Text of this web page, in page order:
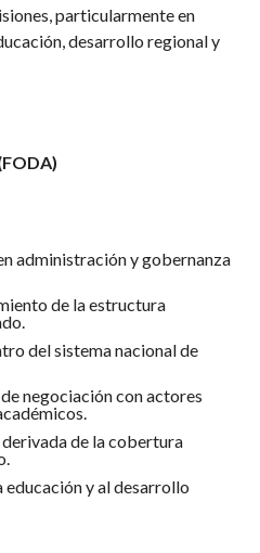
particularmente en
desarrollo regional y
administración y gobernanza
de la estructura
del sistema nacional de
negociación con actores
de la cobertura
educación y al desarrollo